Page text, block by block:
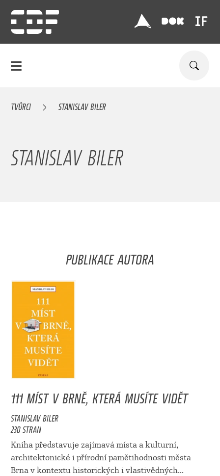
TVŮRCI STANISLAV BILER
STANISLAV BILER
PUBLIKACE AUTORA
111 MÍST V BRNĚ, KTERÁ MUSÍTE VIDĚT
STANISLAV BILER
230 STRAN
Kniha představuje zajímavá místa a kulturní,
architektonické i přírodní pamětihodnosti města
Brna v kontextu historických i vlastivědných...